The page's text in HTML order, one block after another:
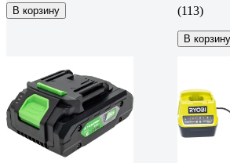
В корзину
(113)
В корзину